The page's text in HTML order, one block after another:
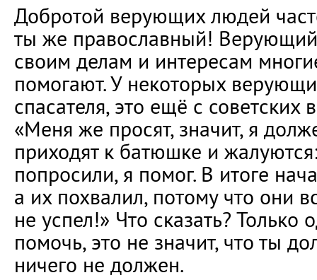
Добротой верующих людей
ты же православный!
своим делам и интересам
помогают. У некоторых
спасателя, это ещё с советских
«Меня же просят, значит, я
приходят к батюшке и
попросили, я помог. В итоге
а их похвалил, потому что они
не успел!» Что сказать? Только
помочь, это не значит, что ты
ничего не должен.